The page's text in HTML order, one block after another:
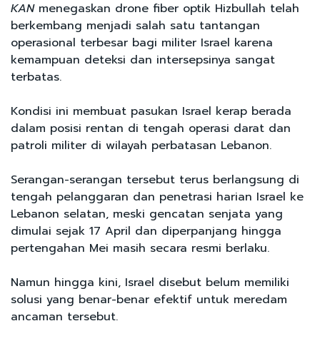
KANmenegaskan drone fiber optik Hizbullah telah
berkembang menjadi salah satu tantangan
operasional terbesar bagi militer Israel karena
kemampuan deteksi dan intersepsinya sangat
terbatas.
Kondisi ini membuat pasukan Israel kerap berada
dalam posisi rentan di tengah operasi darat dan
patroli militer di wilayah perbatasan Lebanon.
Serangan-serangan tersebut terus berlangsung di
tengah pelanggaran dan penetrasi harian Israel ke
Lebanon selatan, meski gencatan senjata yang
dimulai sejak 17 April dan diperpanjang hingga
pertengahan Mei masih secara resmi berlaku.
Namun hingga kini, Israel disebut belum memiliki
solusi yang benar-benar efektif untuk meredam
ancaman tersebut.